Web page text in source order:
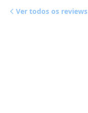
Ver todos os reviews